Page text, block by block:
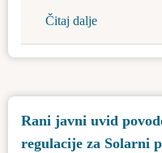
Čitaj dalje
Konkurs
o
studentima
za
Rani javni uvid
regulacije za Solarni